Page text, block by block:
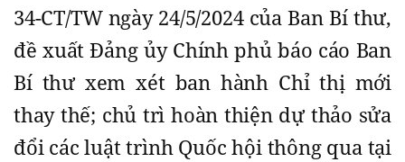
34-CT/TW ngày 24/5/2024 của Ban Bí thư,
đề xuất Đảng ủy Chính phủ báo cáo Ban
Bí thư xem xét ban hành Chỉ thị mới
thay thế; chủ trì hoàn thiện dự thảo sửa
đổi các luật trình Quốc hội thông qua tại